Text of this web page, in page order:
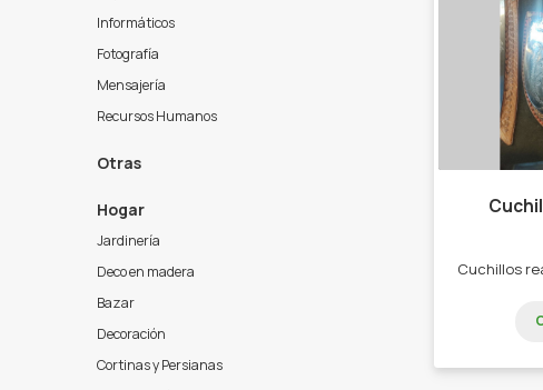
Informáticos
Fotografía
Mensajería
Recursos Humanos
Otras
Hogar
Jardinería
Deco en madera
Bazar
Decoración
Cortinas y Persianas